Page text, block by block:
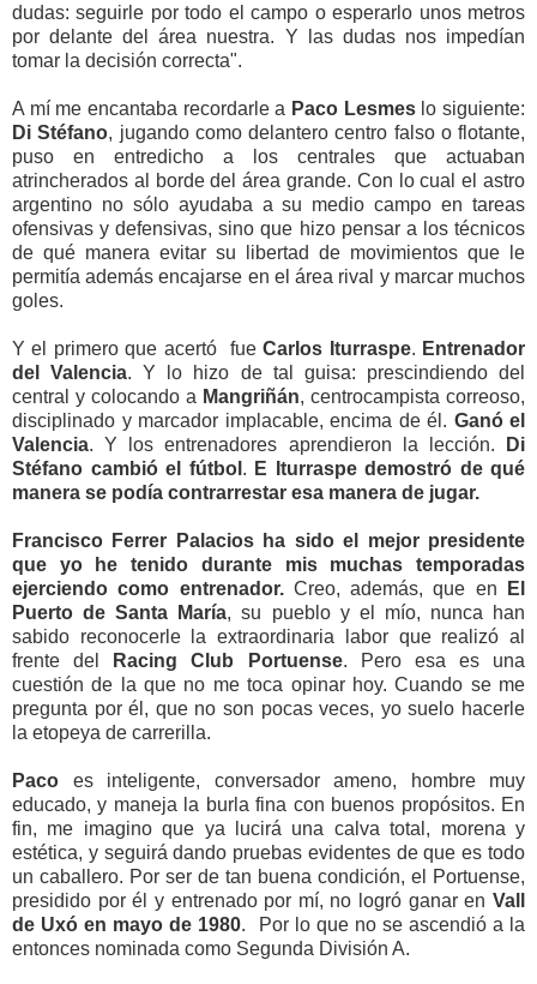
dudas: seguirle por todo el campo o esperarlo unos metros
por delante del área nuestra. Y las dudas nos impedían
tomar la decisión correcta".
A mí me encantaba recordarle a Paco Lesmeslo siguiente:
Di Stéfano, jugando como delantero centro falso o flotante,
puso en entredicho a los centrales que actuaban
atrincherados al borde del área grande. Con lo cual el astro
argentino no sólo ayudaba a su medio campo en tareas
ofensivas y defensivas, sino que hizo pensar a los técnicos
de qué manera evitar su libertad de movimientos que le
permitía además encajarse en el área rival y marcar muchos
goles.
Y el primero que acertó fueCarlos Iturraspe. Entrenador
del Valencia. Y lo hizo de tal guisa: prescindiendo del
central y colocando a Mangriñán, centrocampista correoso,
disciplinado y marcador implacable, encima de él. Ganó el
Valencia. Y los entrenadores aprendieron la lección. Di
Stéfano cambió el fútbol . E Iturraspe demostró de qué
manera se podía contrarrestar esa manera de jugar.
Francisco Ferrer Palacios ha sido el mejor presidente
que yo he tenido durante mis muchas temporadas
ejerciendo como entrenador. Creo, además, que en
El
Puerto de Santa María, su pueblo y el mío, nunca han
sabido reconocerle la extraordinaria labor que realizó al
frente del
Racing Club Portuense. Pero esa es una
cuestión de la que no me toca opinar hoy. Cuando se me
pregunta por él, que no son pocas veces, yo suelo hacerle
la etopeya de carrerilla.
Paco es inteligente, conversador ameno, hombre muy
educado, y maneja la burla fina con buenos propósitos. En
fin, me imagino que ya lucirá una calva total, morena y
estética, y seguirá dando pruebas evidentes de que es todo
un caballero. Por ser de tan buena condición, el Portuense,
presidido por él y entrenado por mí, no logró ganar en Vall
de Uxó en mayo de 1980. Por lo que no se ascendió a la
entonces nominada como Segunda División A.